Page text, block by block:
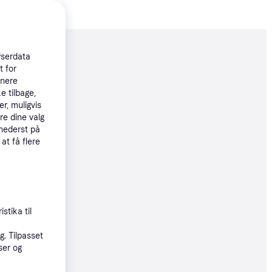
kr.
kr./md.
kr.
kr./md.
for
tilbage,
muligvis
dine valg
på
at få flere
til
Tilpasset
og